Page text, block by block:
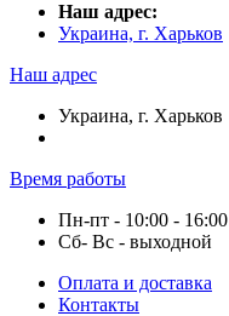
Наш адрес:
Украина, г. Харьков
Наш адрес
Украина, г. Харьков
Время работы
Пн-пт - 10:00 - 16:00
Сб- Вс - выходной
Оплата и доставка
Контакты